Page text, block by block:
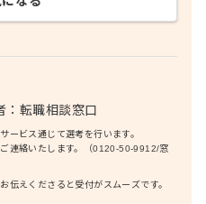
転職相談窓口
ービス通じて選考を行います。
連絡いたします。（0120-50-9912/窓
えくださると受付がスムーズです。